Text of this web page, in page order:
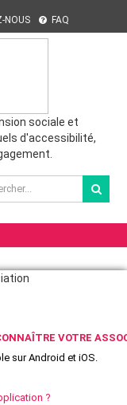
NOUS FAQ
sociale et
d'accessibilité,
VOTRE
sur Android et iOS.
?